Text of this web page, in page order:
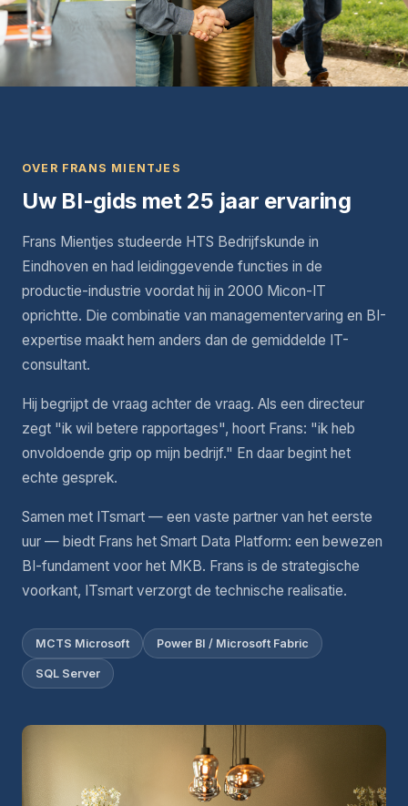
OVER FRANS MIENTJES
Uw BI-gids met 25 jaar ervaring
Frans Mientjes studeerde HTS Bedrijfskunde in
Eindhoven en had leidinggevende functies in de
productie-industrie voordat hij in 2000 Micon-IT
oprichtte. Die combinatie van managementervaring en BI-
expertise maakt hem anders dan de gemiddelde IT-
consultant.
Hij begrijpt de vraag achter de vraag. Als een directeur
zegt "ik wil betere rapportages", hoort Frans: "ik heb
onvoldoende grip op mijn bedrijf." En daar begint het
echte gesprek.
Samen met ITsmart — een vaste partner van het eerste
uur — biedt Frans het Smart Data Platform: een bewezen
BI-fundament voor het MKB. Frans is de strategische
voorkant, ITsmart verzorgt de technische realisatie.
MCTS Microsoft Power BI / Microsoft Fabric
SQL Server